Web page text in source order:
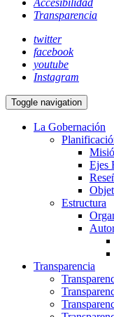
Transparencia
twitter
facebook
youtube
Instagram
Toggle navigation
La Gobernación
Ejes
Estructura
Transparencia